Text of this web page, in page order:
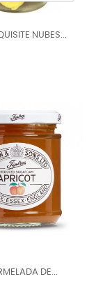
NUBES...
DE...